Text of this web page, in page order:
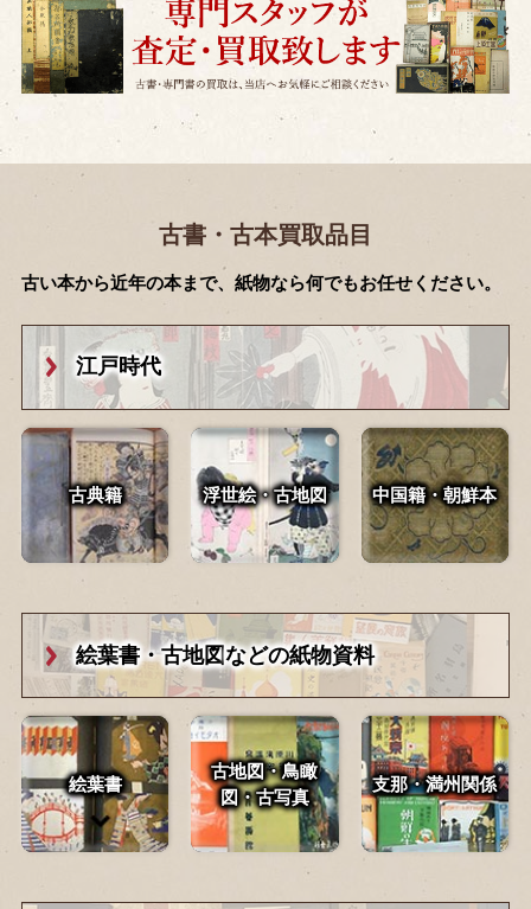
古書・古本買取品目
古い本から近年の本まで、紙物なら何でもお任せください。
江戸時代
古典籍 浮世絵・古地図 中国籍・朝鮮本
絵葉書・古地図などの紙物資料
絵葉書
古地図・鳥瞰
図・古写真
支那・満州関係